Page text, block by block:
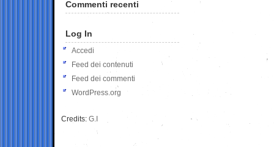
Commenti recenti
Log In
Accedi
Feed dei contenuti
Feed dei commenti
WordPress.org
Credits: G.I